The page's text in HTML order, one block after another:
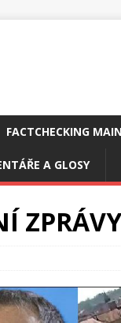
FACTCHECKING
A GLOSY